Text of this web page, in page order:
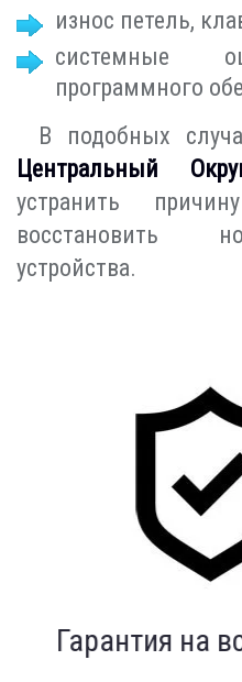
износ петель,
системные
программного
В подобных
Центральный
устранить
восстановить
устройства.